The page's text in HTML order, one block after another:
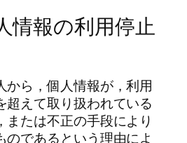
情報の利用停止
から，個人情報が，利用
超えて取り扱われている
または不正の手段により
のであるという理由によ